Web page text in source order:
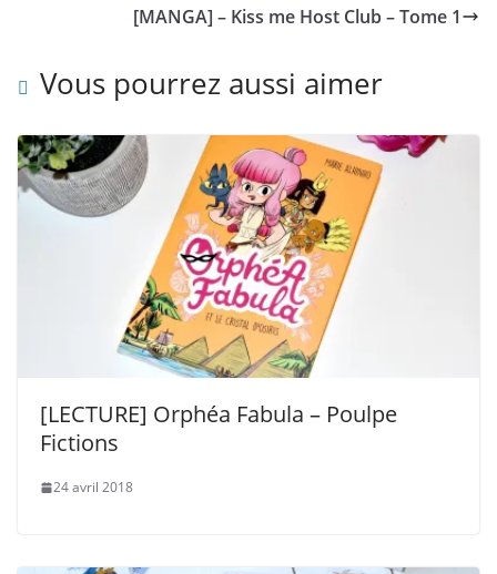
[MANGA] – Kiss me Host Club – Tome 1
Vous pourrez aussi aimer
[LECTURE] Orphéa Fabula – Poulpe
Fictions
24 avril 2018